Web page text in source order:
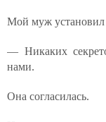
Мой муж установил
— Никаких
нами.
Она согласилась.